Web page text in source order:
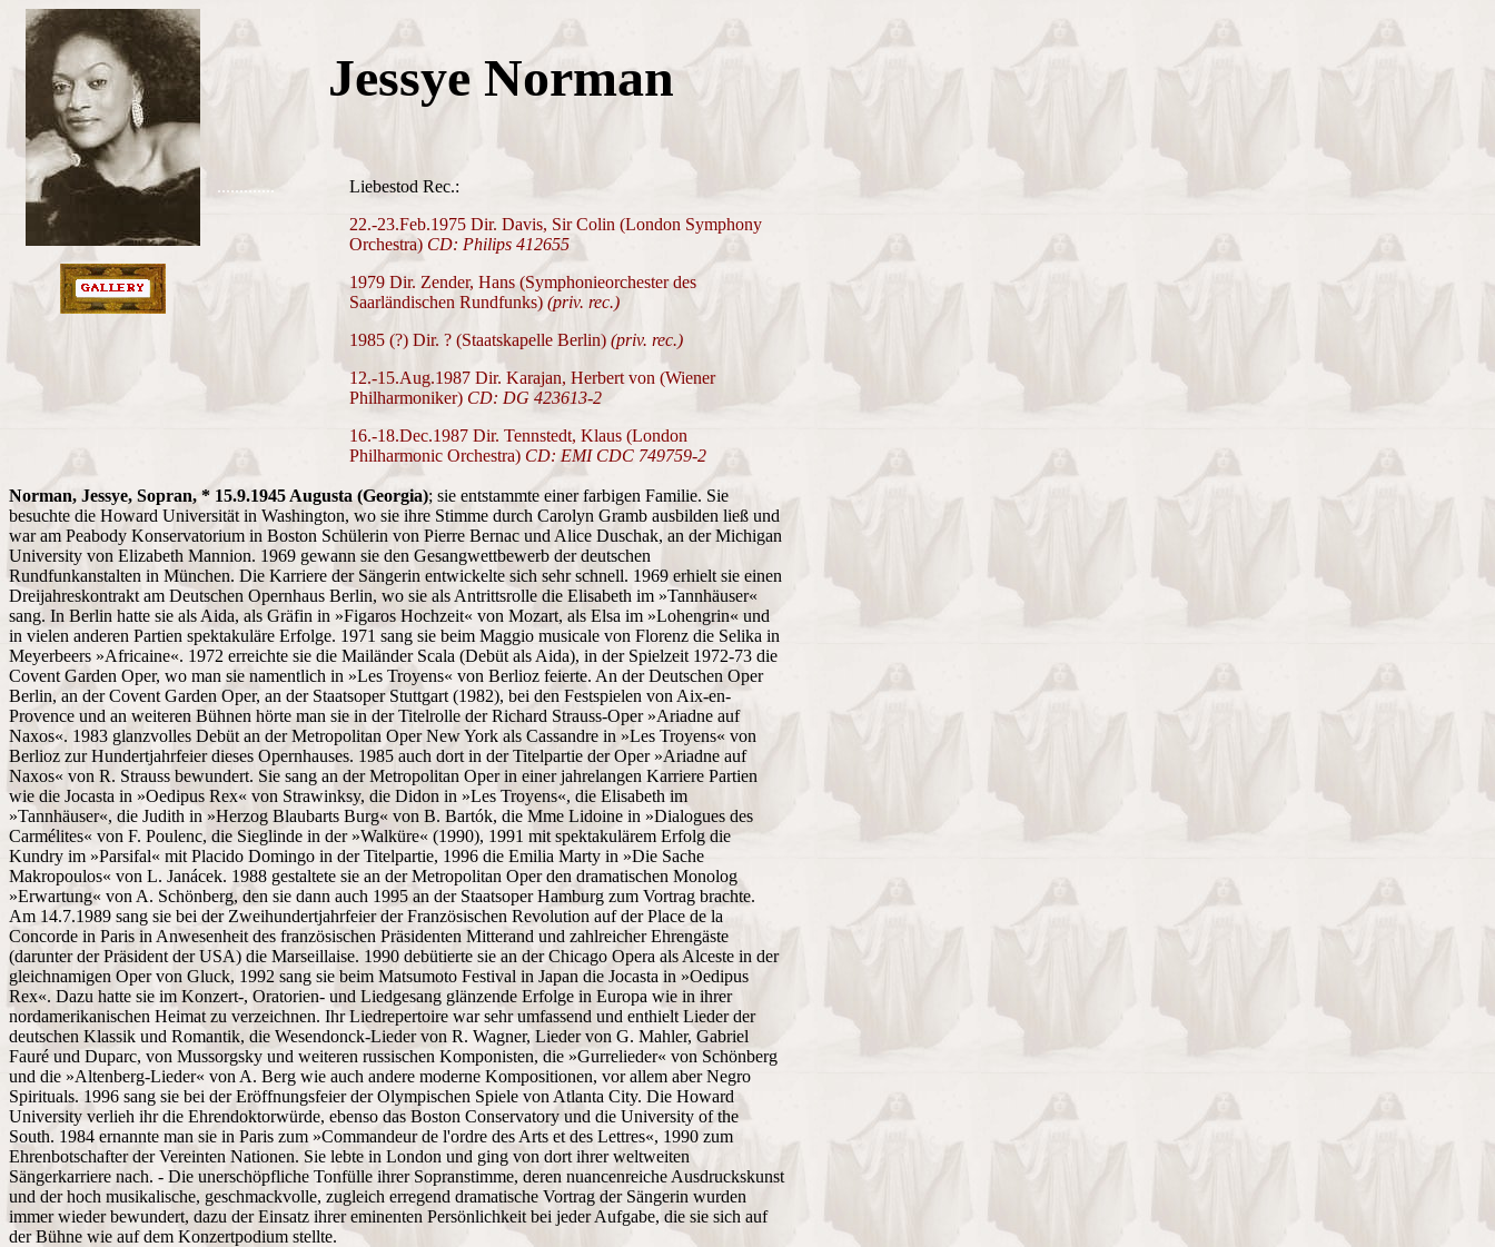
Jessye Norman
.............
Liebestod Rec.:
22.-23.Feb.1975 Dir. Davis, Sir Colin (London Symphony
Orchestra) CD: Philips 412655
1979 Dir. Zender, Hans (Symphonieorchester des
Saarländischen Rundfunks) (priv. rec.)
1985 (?) Dir. ? (Staatskapelle Berlin) (priv. rec.)
12.-15.Aug.1987 Dir. Karajan, Herbert von (Wiener
Philharmoniker) CD: DG 423613-2
16.-18.Dec.1987 Dir. Tennstedt, Klaus (London
Philharmonic Orchestra) CD: EMI CDC 749759-2
Norman, Jessye, Sopran, * 15.9.1945 Augusta (Georgia); sie entstammte einer farbigen Familie. Sie
besuchte die Howard Universität in Washington, wo sie ihre Stimme durch Carolyn Gramb ausbilden ließ und
war am Peabody Konservatorium in Boston Schülerin von Pierre Bernac und Alice Duschak, an der Michigan
University von Elizabeth Mannion. 1969 gewann sie den Gesangwettbewerb der deutschen
Rundfunkanstalten in München. Die Karriere der Sängerin entwickelte sich sehr schnell. 1969 erhielt sie einen
Dreijahreskontrakt am Deutschen Opernhaus Berlin, wo sie als Antrittsrolle die Elisabeth im »Tannhäuser«
sang. In Berlin hatte sie als Aida, als Gräfin in »Figaros Hochzeit« von Mozart, als Elsa im »Lohengrin« und
in vielen anderen Partien spektakuläre Erfolge. 1971 sang sie beim Maggio musicale von Florenz die Selika in
Meyerbeers »Africaine«. 1972 erreichte sie die Mailänder Scala (Debüt als Aida), in der Spielzeit 1972-73 die
Covent Garden Oper, wo man sie namentlich in »Les Troyens« von Berlioz feierte. An der Deutschen Oper
Berlin, an der Covent Garden Oper, an der Staatsoper Stuttgart (1982), bei den Festspielen von Aix-en-
Provence und an weiteren Bühnen hörte man sie in der Titelrolle der Richard Strauss-Oper »Ariadne auf
Naxos«. 1983 glanzvolles Debüt an der Metropolitan Oper New York als Cassandre in »Les Troyens« von
Berlioz zur Hundertjahrfeier dieses Opernhauses. 1985 auch dort in der Titelpartie der Oper »Ariadne auf
Naxos« von R. Strauss bewundert. Sie sang an der Metropolitan Oper in einer jahrelangen Karriere Partien
wie die Jocasta in »Oedipus Rex« von Strawinksy, die Didon in »Les Troyens«, die Elisabeth im
»Tannhäuser«, die Judith in »Herzog Blaubarts Burg« von B. Bartók, die Mme Lidoine in »Dialogues des
Carmélites« von F. Poulenc, die Sieglinde in der »Walküre« (1990), 1991 mit spektakulärem Erfolg die
Kundry im »Parsifal« mit Placido Domingo in der Titelpartie, 1996 die Emilia Marty in »Die Sache
Makropoulos« von L. Janácek. 1988 gestaltete sie an der Metropolitan Oper den dramatischen Monolog
»Erwartung« von A. Schönberg, den sie dann auch 1995 an der Staatsoper Hamburg zum Vortrag brachte.
Am 14.7.1989 sang sie bei der Zweihundertjahrfeier der Französischen Revolution auf der Place de la
Concorde in Paris in Anwesenheit des französischen Präsidenten Mitterand und zahlreicher Ehrengäste
(darunter der Präsident der USA) die Marseillaise. 1990 debütierte sie an der Chicago Opera als Alceste in der
gleichnamigen Oper von Gluck, 1992 sang sie beim Matsumoto Festival in Japan die Jocasta in »Oedipus
Rex«. Dazu hatte sie im Konzert-, Oratorien- und Liedgesang glänzende Erfolge in Europa wie in ihrer
nordamerikanischen Heimat zu verzeichnen. Ihr Liedrepertoire war sehr umfassend und enthielt Lieder der
deutschen Klassik und Romantik, die Wesendonck-Lieder von R. Wagner, Lieder von G. Mahler, Gabriel
Fauré und Duparc, von Mussorgsky und weiteren russischen Komponisten, die »Gurrelieder« von Schönberg
und die »Altenberg-Lieder« von A. Berg wie auch andere moderne Kompositionen, vor allem aber Negro
Spirituals. 1996 sang sie bei der Eröffnungsfeier der Olympischen Spiele von Atlanta City. Die Howard
University verlieh ihr die Ehrendoktorwürde, ebenso das Boston Conservatory und die University of the
South. 1984 ernannte man sie in Paris zum »Commandeur de l'ordre des Arts et des Lettres«, 1990 zum
Ehrenbotschafter der Vereinten Nationen. Sie lebte in London und ging von dort ihrer weltweiten
Sängerkarriere nach. - Die unerschöpfliche Tonfülle ihrer Sopranstimme, deren nuancenreiche Ausdruckskunst
und der hoch musikalische, geschmackvolle, zugleich erregend dramatische Vortrag der Sängerin wurden
immer wieder bewundert, dazu der Einsatz ihrer eminenten Persönlichkeit bei jeder Aufgabe, die sie sich auf
der Bühne wie auf dem Konzertpodium stellte.